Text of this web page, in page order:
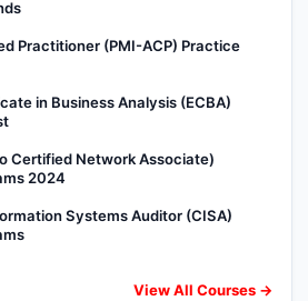
(PMI-ACP) Practice
in Business Analysis (ECBA)
Certified Network Associate)
2024
Systems Auditor (CISA)
View All Courses →